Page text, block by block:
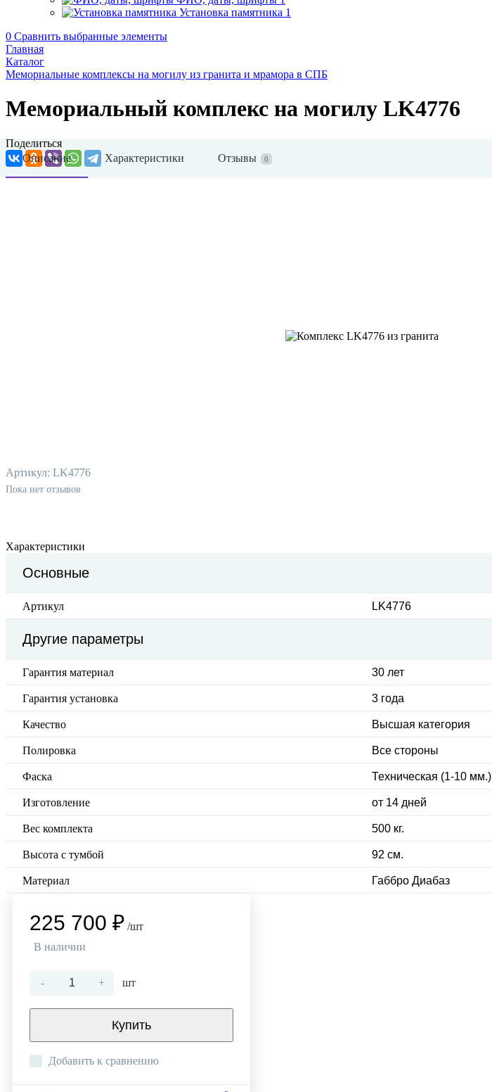
Установка памятника 1
0 Сравнить выбранные элементы
Главная
Каталог
Мемориальные комплексы на могилу из гранита и мрамора в СПБ
Мемориальный комплекс на могилу LK4776
Поделиться
Описание
Характеристики Отзывы 0
Артикул: LK4776
Пока нет отзывов
Характеристики
Основные
Артикул LK4776
Другие параметры
Гарантия материал 30 лет
Гарантия установка 3 года
Качество Высшая категория
Полировка Все стороны
Фаска Техническая (1-10 мм.)
Изготовление от 14 дней
Вес комплекта 500 кг.
Высота с тумбой 92 см.
Материал Габбро Диабаз
225 700 ₽ /шт
В наличии
- + шт
Купить
Добавить к сравнению